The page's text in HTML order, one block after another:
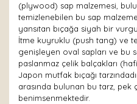
(plywood) sap malzemesi,
temizlenebilen bu sap
yansıtan bıçağa siyah bir
İtme kuyruklu (push tang) ve
genişleyen oval sapları ve bu
paslanmaz çelik balçakları
Japon mutfak bıçağı
arasında bulunan bu tarz, pek
benimsenmektedir.